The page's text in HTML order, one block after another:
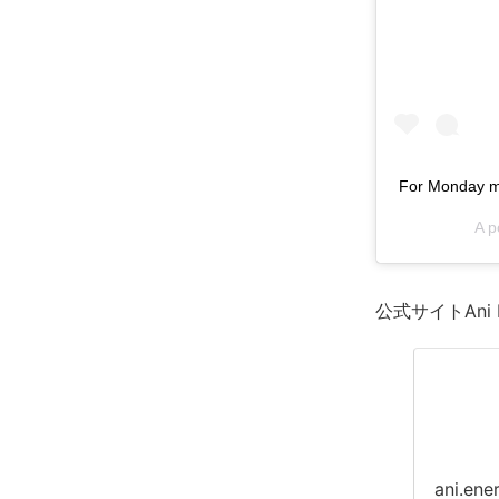
For Monday
A
公式サイトAni